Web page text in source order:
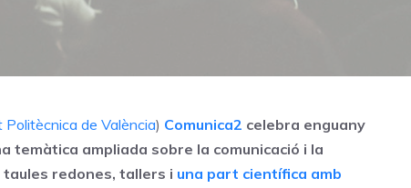
de València) Comunica2 celebra enguany
temàtica ampliada sobre la comunicació i la
redones, tallers i una part científica amb